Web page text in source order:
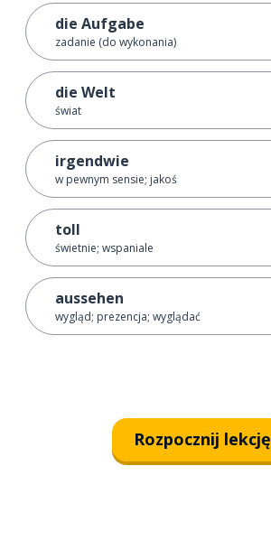
die Aufgabe
zadanie (do wykonania)
die Welt
świat
irgendwie
w pewnym sensie; jakoś
toll
świetnie; wspaniale
aussehen
wygląd; prezencja; wyglądać
Rozpocznij lekcję